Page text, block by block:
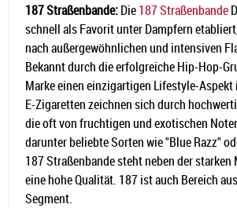
187 Straßenbande:Die187 Straßenbande
schnell als Favorit unter Dampfern
nach außergewöhnlichen und intensiven
Bekannt durch die erfolgreiche Hip-Hop-
Marke einen einzigartigen Lifestyle-Aspekt
E-Zigaretten zeichnen sich durch
die oft von fruchtigen und exotischen
darunter beliebte Sorten wie "Blue Razz"
187 Straßenbande steht neben der
eine hohe Qualität. 187 ist auch Bereich
Segment.